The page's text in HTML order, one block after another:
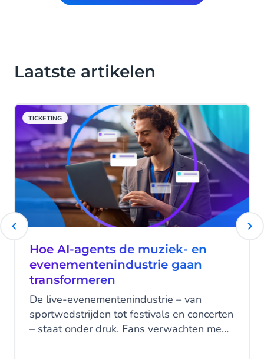
Laatste artikelen
TICKETING
Hoe AI-agents de muziek- en
evenementenindustrie gaan
transformeren
De live-evenementenindustrie – van
sportwedstrijden tot festivals en concerten
– staat onder druk. Fans verwachten meer,